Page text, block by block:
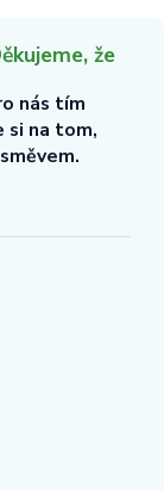
že
nás tím
si na tom,